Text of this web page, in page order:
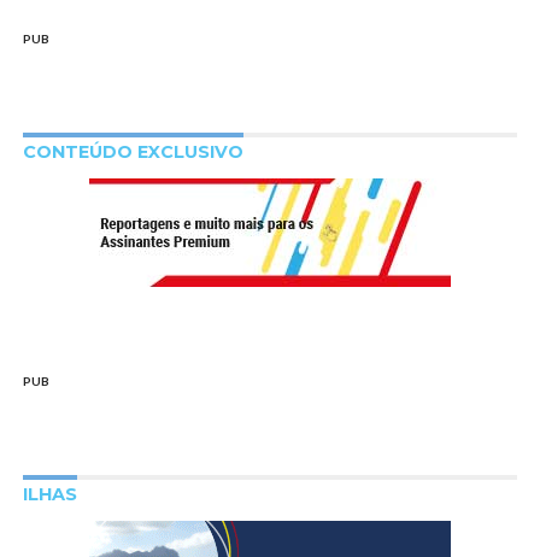
PUB
CONTEÚDO EXCLUSIVO
PUB
ILHAS